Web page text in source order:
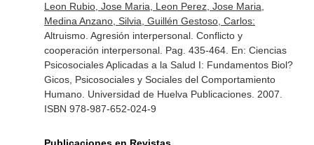
Leon Rubio, Jose Maria, Leon Perez, Jose Maria,
Medina Anzano, Silvia, Guillén Gestoso, Carlos:
Altruismo. Agresión interpersonal. Conflicto y
cooperación interpersonal. Pag. 435-464. En: Ciencias
Psicosociales Aplicadas a la Salud I: Fundamentos Biol?
Gicos, Psicosociales y Sociales del Comportamiento
Humano. Universidad de Huelva Publicaciones. 2007.
ISBN 978-987-652-024-9